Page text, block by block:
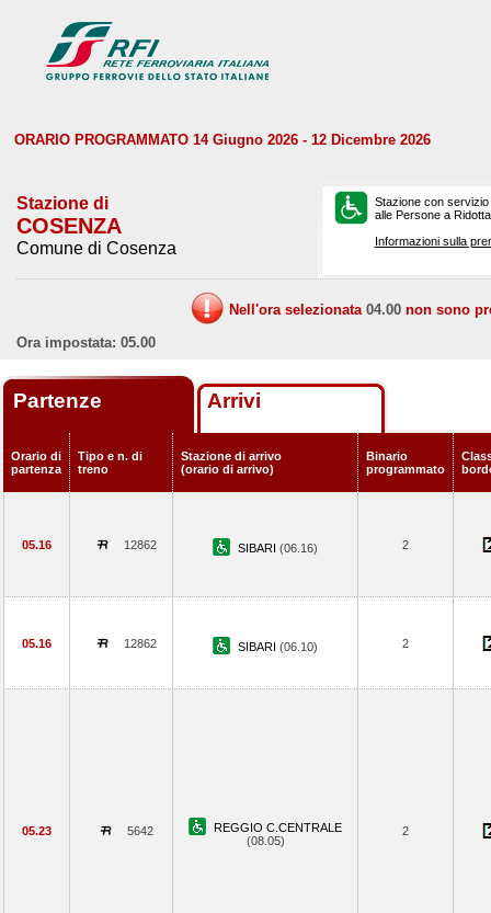
ORARIO PROGRAMMATO 14 Giugno 2026 - 12 Dicembre 2026
Stazione di
COSENZA
Comune di Cosenza
Stazione con
alle Persone a
Informazioni sulla
Nell'ora selezionata 04.00 non sono
Ora impostata: 05.00
Partenze Arrivi
Orario di
partenza
Tipo e n. di
treno
Stazione di arrivo
(orario di arrivo)
Binario
programmato
05.16 12862 SIBARI (06.16) 2
05.16 12862 SIBARI (06.10) 2
05.23 5642
REGGIO C.CENTRALE
(08.05)
2